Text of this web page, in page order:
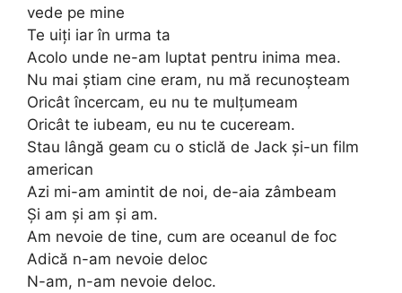
vede pe mine
Te uiți iar în urma ta
Acolo unde ne-am luptat pentru inima mea.
Nu mai știam cine eram, nu mă recunoșteam
Oricât încercam, eu nu te mulțumeam
Oricât te iubeam, eu nu te cuceream.
Stau lângă geam cu o sticlă de Jack și-un film
american
Azi mi-am amintit de noi, de-aia zâmbeam
Și am și am și am.
Am nevoie de tine, cum are oceanul de foc
Adică n-am nevoie deloc
N-am, n-am nevoie deloc.